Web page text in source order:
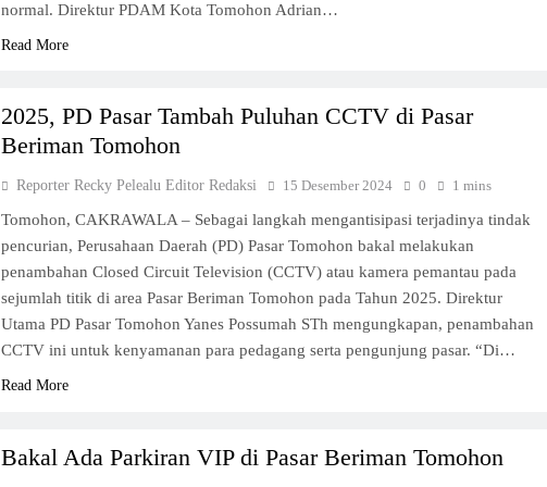
normal. Direktur PDAM Kota Tomohon Adrian…
Read More
2025, PD Pasar Tambah Puluhan CCTV di Pasar
Beriman Tomohon
Reporter Recky Pelealu Editor Redaksi 15 Desember 2024 0 1 mins
Tomohon, CAKRAWALA – Sebagai langkah mengantisipasi terjadinya tindak
pencurian, Perusahaan Daerah (PD) Pasar Tomohon bakal melakukan
penambahan Closed Circuit Television (CCTV) atau kamera pemantau pada
sejumlah titik di area Pasar Beriman Tomohon pada Tahun 2025. Direktur
Utama PD Pasar Tomohon Yanes Possumah STh mengungkapan, penambahan
CCTV ini untuk kenyamanan para pedagang serta pengunjung pasar. “Di…
Read More
Bakal Ada Parkiran VIP di Pasar Beriman Tomohon